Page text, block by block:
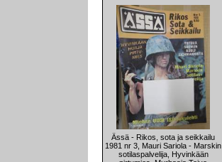
Ässä - Rikos, sota ja seikkailu
1981 nr 3, Mauri Sariola - Marskin
sotilaspalvelija, Hyvinkään